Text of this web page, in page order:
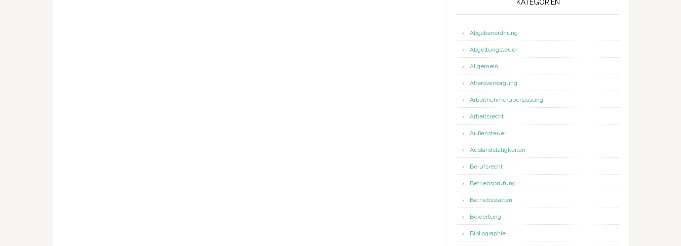
KATEGORIEN
Abgabenordnung
Abgeltungsteuer
Allgemein
Altersversorgung
Arbeitnehmerüberlassung
Arbeitsrecht
Außensteuer
Auslandstätigkeiten
Berufsrecht
Betriebsprüfung
Betriebsstätten
Bewertung
Bibliographie